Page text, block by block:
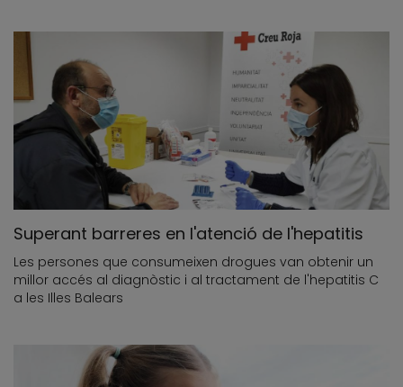
Superant barreres en l'atenció de l'hepatitis
Les persones que consumeixen drogues van obtenir un
millor accés al diagnòstic i al tractament de l'hepatitis C
a les Illes Balears